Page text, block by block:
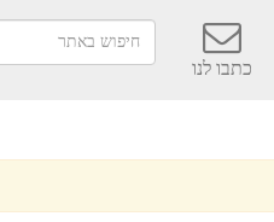
כתבו לנו